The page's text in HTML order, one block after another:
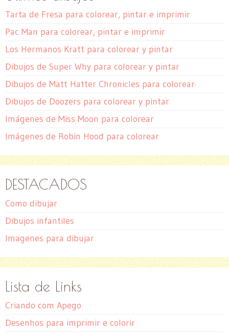
Tarta de Fresa para colorear, pintar e imprimir
Pac Man para colorear, pintar e imprimir
Los Hermanos Kratt para colorear y pintar
Dibujos de Super Why para colorear y pintar
Dibujos de Matt Hatter Chronicles para colorear
Dibujos de Doozers para colorear y pintar
Imágenes de Miss Moon para colorear
Imágenes de Robin Hood para colorear
DESTACADOS
Como dibujar
Dibujos infantiles
Imagenes para dibujar
Lista de Links
Criando com Apego
Desenhos para imprimir e colorir